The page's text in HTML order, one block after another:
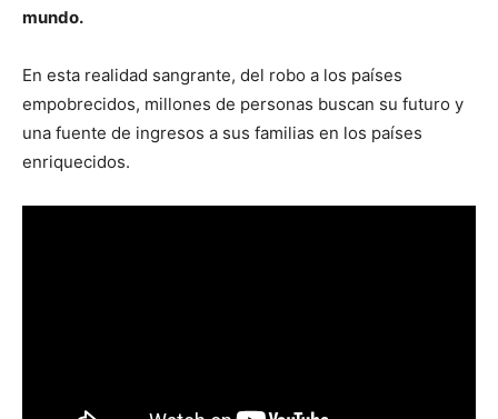
mundo.
En esta realidad sangrante, del robo a los países
empobrecidos, millones de personas buscan su futuro y
una fuente de ingresos a sus familias en los países
enriquecidos.